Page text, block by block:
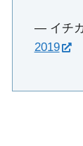
— イチ
2019